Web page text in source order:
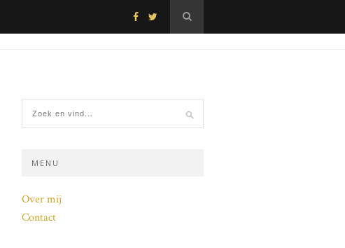
MENU
Over mij
Contact